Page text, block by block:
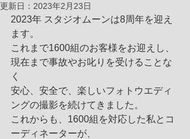
更新日： 2023年2月23日
2023年 スタジオムーンは8周年を迎え
ます。
これまで1600組のお客様をお迎えし、
現在まで事故やお叱りを受けることな
く
安心、安全で、楽しいフォトウエディ
ングの撮影を続けてきました。
これからも、1600組を対応した私とコ
ーディネーターが、